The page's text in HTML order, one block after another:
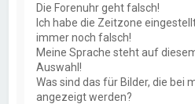
Die Forenuhr geht falsch!
Ich habe die Zeitzone
immer noch falsch!
Meine Sprache steht auf
Auswahl!
Was sind das für Bilder, die bei
angezeigt werden?